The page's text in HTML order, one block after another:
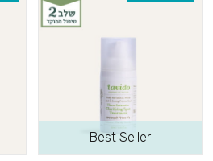
Best Seller